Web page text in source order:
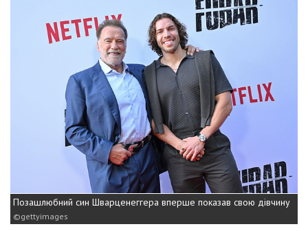
Позашлюбний син Шварценеггера вперше показав свою дівчину
gettyimages